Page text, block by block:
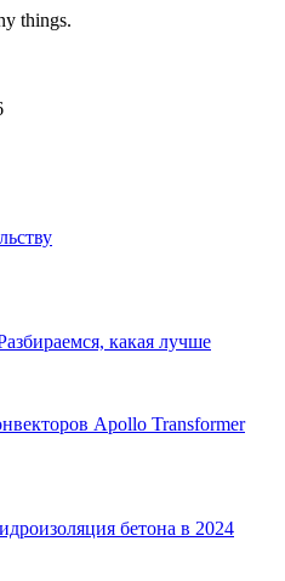
things.
какая лучше
Apollo Transformer
бетона в 2024